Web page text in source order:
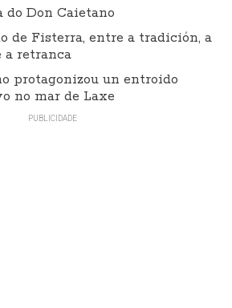
Don Caietano
de Fisterra, entre a tradición, a
a retranca
protagonizou un entroido
no mar de Laxe